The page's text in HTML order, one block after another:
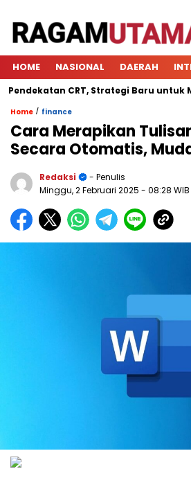
HOME NASIONAL DAERAH
CRT, Strategi Baru untuk
Home / finance
Cara Merapikan
Secara Otomatis,
Redaksi
- Penulis
Minggu, 2 Februari 2025 - 08:28 WIB